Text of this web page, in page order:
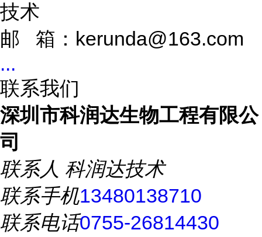
技术
邮 箱：kerunda@163.com
...
联系我们
深圳市科润达生物工程有限公
司
联系人 科润达技术
联系手机13480138710
联系电话0755-26814430